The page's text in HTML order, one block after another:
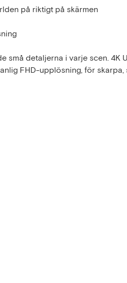
på riktigt på skärmen
små detaljerna i varje scen. 4K
FHD-upplösning, för